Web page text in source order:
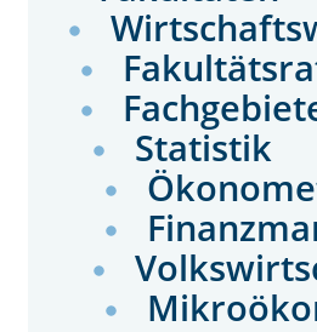
Statistik